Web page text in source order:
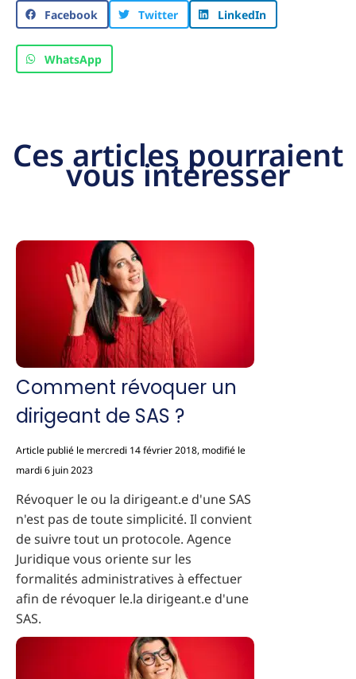
Facebook Twitter LinkedIn
WhatsApp
Ces articles pourraient
vous intéresser
Comment révoquer un
dirigeant de SAS ?
Article publié le mercredi 14 février 2018, modifié le
mardi 6 juin 2023
Révoquer le ou la dirigeant.e d'une SAS
n'est pas de toute simplicité. Il convient
de suivre tout un protocole. Agence
Juridique vous oriente sur les
formalités administratives à effectuer
afin de révoquer le.la dirigeant.e d'une
SAS.